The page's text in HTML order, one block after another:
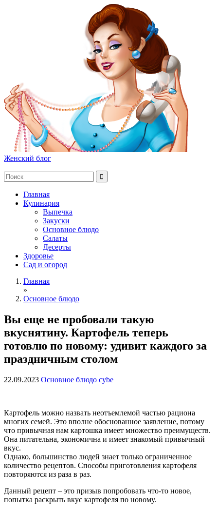
Женский блог
Главная
Кулинария
Выпечка
Закуски
Основное блюдо
Салаты
Десерты
Здоровье
Сад и огород
Главная
»
Основное блюдо
Вы еще не пробовали такую
вкуснятину. Картофель теперь
готовлю по новому: удивит каждого за
праздничным столом
22.09.2023 Основное блюдо cybe
Картофель можно назвать неотъемлемой частью рациона
многих семей. Это вполне обоснованное заявление, потому
что привычная нам картошка имеет множество преимуществ.
Она питательна, экономична и имеет знакомый привычный
вкус.
Однако, большинство людей знает только ограниченное
количество рецептов. Способы приготовления картофеля
повторяются из раза в раз.
Данный рецепт – это призыв попробовать что-то новое,
попытка раскрыть вкус картофеля по новому.